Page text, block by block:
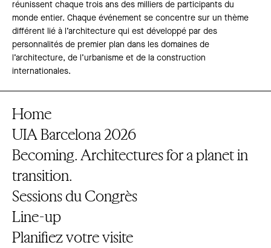
réunissent chaque trois ans des milliers de participants du
monde entier. Chaque événement se concentre sur un thème
différent lié à l’architecture qui est développé par des
personnalités de premier plan dans les domaines de
l’architecture, de l’urbanisme et de la construction
internationales.
Home
UIA Barcelona 2026
Becoming. Architectures for a planet in
transition.
Sessions du Congrès
Line-up
Planifiez votre visite